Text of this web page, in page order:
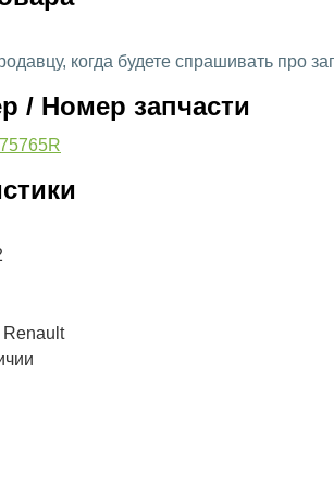
когда будете спрашивать про
/ Номер запчасти
Renault